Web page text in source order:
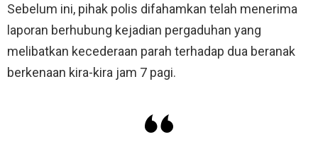
Sebelum ini, pihak polis difahamkan telah menerima
laporan berhubung kejadian pergaduhan yang
melibatkan kecederaan parah terhadap dua beranak
berkenaan kira-kira jam 7 pagi.